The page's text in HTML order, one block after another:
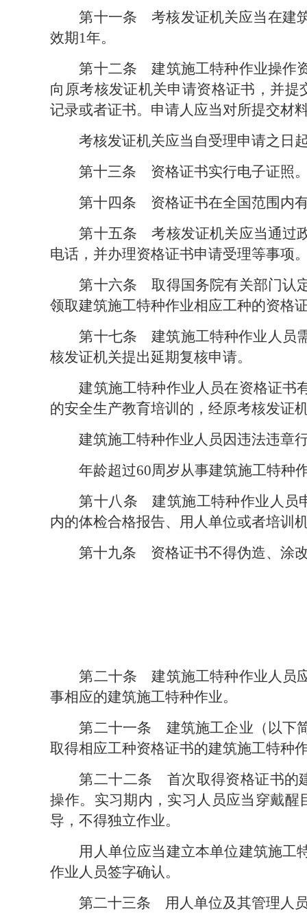
第十一条 考核发证机关应当在建
效期1年。
第十二条 建筑施工特种作业操作
向原考核发证机关申请资格证书，并
记录或者证书。申请人应当对所提交材
考核发证机关应当自受理申请之日
第十三条 资格证书实行电子证照
第十四条 资格证书在全国范围内
第十五条 考核发证机关应当通过
电话，并办理资格证书申请受理等事项
第十六条 取得国务院有关部门认
领取建筑施工特种作业相应工种的资格
第十七条 建筑施工特种作业人员
核发证机关提出延期复核申请。
建筑施工特种作业人员在资格证书
的安全生产教育培训的，经原考核发证
建筑施工特种作业人员因违法违章
年龄超过60周岁从事建筑施工特种
第十八条 建筑施工特种作业人员
内的体检合格报告、用人单位或者培训
第十九条 资格证书不得伪造、涂
第二十条 建筑施工特种作业人员
事相应的建筑施工特种作业。
第二十一条 建筑施工企业（以下
取得相应工种资格证书的建筑施工特种
第二十二条 首次取得资格证书的
操作。实习期内，实习人员应当穿戴
导，不得独立作业。
用人单位应当建立本单位建筑施工
作业人员签字确认。
第二十三条 用人单位及其管理人